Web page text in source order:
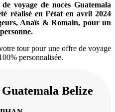
voyage de noces Guatemala
réalisé en l’état en avril 2024
Anaïs & Romain, pour un
.
tour pour une offre de voyage
personnalisée.
Belize